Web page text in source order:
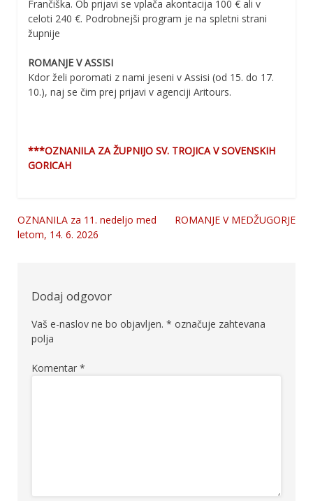
Frančiška. Ob prijavi se vplača akontacija 100 € ali v
celoti 240 €. Podrobnejši program je na spletni strani
župnije
ROMANJE V ASSISI
Kdor želi poromati z nami jeseni v Assisi (od 15. do 17.
10.), naj se čim prej prijavi v agenciji Aritours.
***OZNANILA ZA ŽUPNIJO SV. TROJICA V SOVENSKIH
GORICAH
Navigacija
OZNANILA za 11. nedeljo med
letom, 14. 6. 2026
ROMANJE V MEDŽUGORJE
Dodaj odgovor
Vaš e-naslov ne bo objavljen. * označuje zahtevana
polja
Komentar *